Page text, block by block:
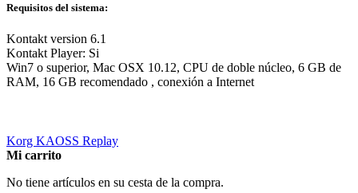
Requisitos del sistema:
Kontakt version 6.1
Kontakt Player: Si
Win7 o superior, Mac OSX 10.12, CPU de doble núcleo, 6 GB de
RAM, 16 GB recomendado , conexión a Internet
Korg KAOSS Replay
Mi carrito
No tiene artículos en su cesta de la compra.